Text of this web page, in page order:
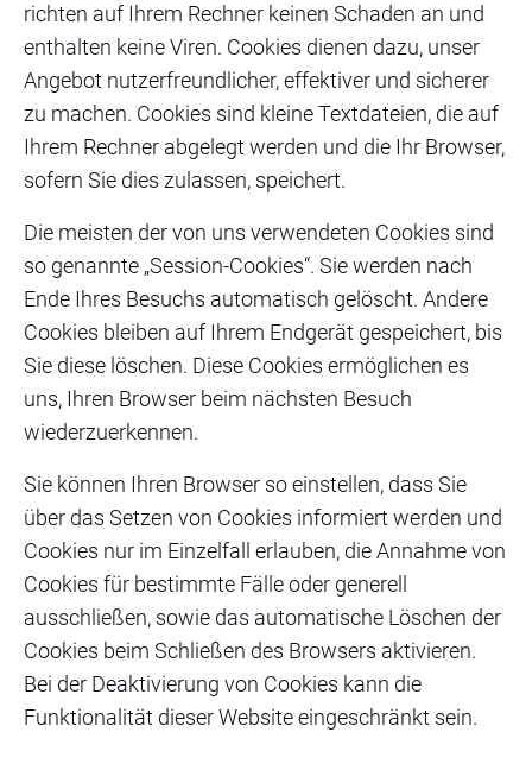
richten auf Ihrem Rechner keinen Schaden an und
enthalten keine Viren. Cookies dienen dazu, unser
Angebot nutzerfreundlicher, effektiver und sicherer
zu machen. Cookies sind kleine Textdateien, die auf
Ihrem Rechner abgelegt werden und die Ihr Browser,
sofern Sie dies zulassen, speichert.
Die meisten der von uns verwendeten Cookies sind
so genannte „Session-Cookies“. Sie werden nach
Ende Ihres Besuchs automatisch gelöscht. Andere
Cookies bleiben auf Ihrem Endgerät gespeichert, bis
Sie diese löschen. Diese Cookies ermöglichen es
uns, Ihren Browser beim nächsten Besuch
wiederzuerkennen.
Sie können Ihren Browser so einstellen, dass Sie
über das Setzen von Cookies informiert werden und
Cookies nur im Einzelfall erlauben, die Annahme von
Cookies für bestimmte Fälle oder generell
ausschließen, sowie das automatische Löschen der
Cookies beim Schließen des Browsers aktivieren.
Bei der Deaktivierung von Cookies kann die
Funktionalität dieser Website eingeschränkt sein.